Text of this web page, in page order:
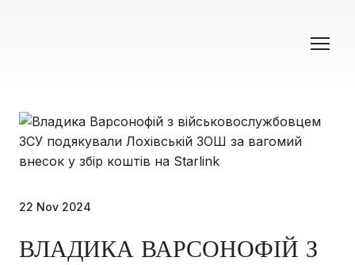
22 Nov 2024
ВЛАДИКА ВАРСОНОФІЙ З